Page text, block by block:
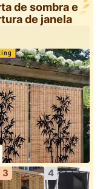
de sombra e
de janela
3 4